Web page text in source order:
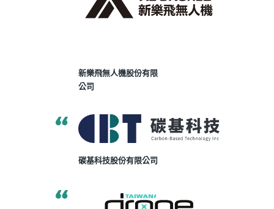
新樂飛無人機股份有限
公司
碳基科技股份有限公司